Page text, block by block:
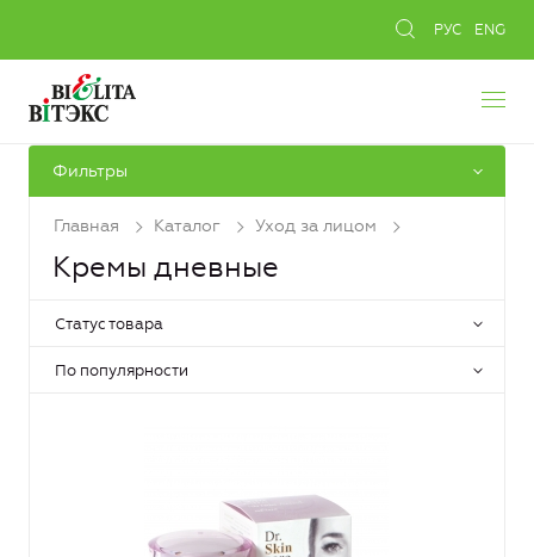
РУС ENG
Фильтры
Главная Каталог Уход за лицом
Кремы дневные
Статус товара
По популярности